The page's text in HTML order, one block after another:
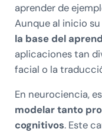
aprender de
Aunque al inicio
la base del
aplicaciones tan
facial o la
En neurociencia,
modelar tanto
cognitivos. Este